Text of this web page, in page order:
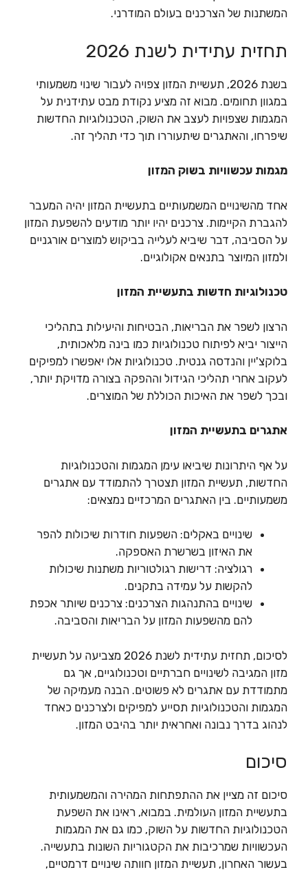
המשתנות של הצרכנים בעולם המודרני.
תחזית עתידית לשנת 2026
בשנת 2026, תעשיית המזון צפויה לעבור שינוי משמעותי
במגוון תחומים. מבוא זה מציע נקודת מבט עתידנית על
המגמות שצפויות לעצב את השוק, הטכנולוגיות החדשות
שיפרחו, והאתגרים שיתעוררו תוך כדי תהליך זה.
מגמות עכשוויות בשוק המזון
אחד מהשינויים המשמעותיים בתעשיית המזון יהיה המעבר
להגברת הקיימות. צרכנים יהיו יותר מודעים להשפעת המזון
על הסביבה, דבר שיביא לעלייה בביקוש למוצרים אורגניים
ולמזון המיוצר בתנאים אקולוגיים.
טכנולוגיות חדשות בתעשיית המזון
הרצון לשפר את הבריאות, הבטיחות והיעילות בתהליכי
הייצור יביא לפיתוח טכנולוגיות כמו בינה מלאכותית,
בלוקצ'יין והנדסה גנטית. טכנולוגיות אלו יאפשרו למפיקים
לעקוב אחרי תהליכי הגידול וההפקה בצורה מדויקת יותר,
ובכך לשפר את האיכות הכוללת של המוצרים.
אתגרים בתעשיית המזון
על אף היתרונות שיביאו עימן המגמות והטכנולוגיות
החדשות, תעשיית המזון תצטרך להתמודד עם אתגרים
משמעותיים. בין האתגרים המרכזיים נמצאים:
שינויים באקלים: השפעות חודרות שיכולות להפר
את האיזון בשרשרת האספקה.
רגולציה: דרישות רגולטוריות משתנות שיכולות
להקשות על עמידה בתקנים.
שינויים בהתנהגות הצרכנים: צרכנים שיותר אכפת
להם מהשפעות המזון על הבריאות והסביבה.
לסיכום, תחזית עתידית לשנת 2026 מצביעה על תעשיית
מזון המגיבה לשינויים חברתיים וטכנולוגיים, אך גם
מתמודדת עם אתגרים לא פשוטים. הבנה מעמיקה של
המגמות והטכנולוגיות תסייע למפיקים ולצרכנים כאחד
לנהוג בדרך נבונה ואחראית יותר בהיבט המזון.
סיכום
סיכום זה מציין את ההתפתחות המהירה והמשמעותית
בתעשיית המזון העולמית. במבוא, ראינו את השפעת
הטכנולוגיות החדשות על השוק, כמו גם את המגמות
העכשוויות שמרכיבות את הקטגוריות השונות בתעשייה.
בעשור האחרון, תעשיית המזון חוותה שינויים דרמטיים,